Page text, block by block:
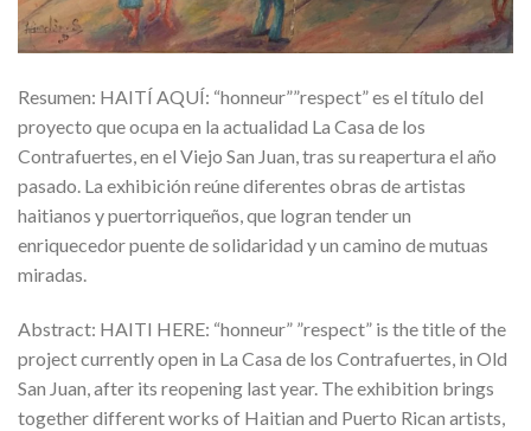
Resumen: HAITÍ AQUÍ: “honneur””respect” es el título del
proyecto que ocupa en la actualidad La Casa de los
Contrafuertes, en el Viejo San Juan, tras su reapertura el año
pasado. La exhibición reúne diferentes obras de artistas
haitianos y puertorriqueños, que logran tender un
enriquecedor puente de solidaridad y un camino de mutuas
miradas.
Abstract: HAITI HERE: “honneur” ”respect” is the title of the
project currently open in La Casa de los Contrafuertes, in Old
San Juan, after its reopening last year. The exhibition brings
together different works of Haitian and Puerto Rican artists,